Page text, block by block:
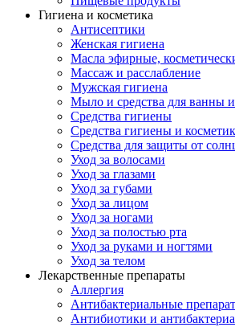
Гигиена и косметика
Антисептики
Женская гигиена
Масла эфирные,
Массаж и расслабление
Мужская гигиена
Мыло и средства для ванны
Средства гигиены
Средства гигиены и
Средства для защиты от
Уход за волосами
Уход за глазами
Уход за губами
Уход за лицом
Уход за ногами
Уход за полостью рта
Уход за руками и ногтями
Уход за телом
Лекарственные препараты
Аллергия
Антибактериальные
Антибиотики и